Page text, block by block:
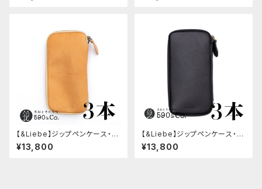
【&Liebe】ジップペンケース・3
本用(ナチュラル)
¥13,800
【&Liebe】ジップペンケース・3
本用(スムースブラック)
¥13,800